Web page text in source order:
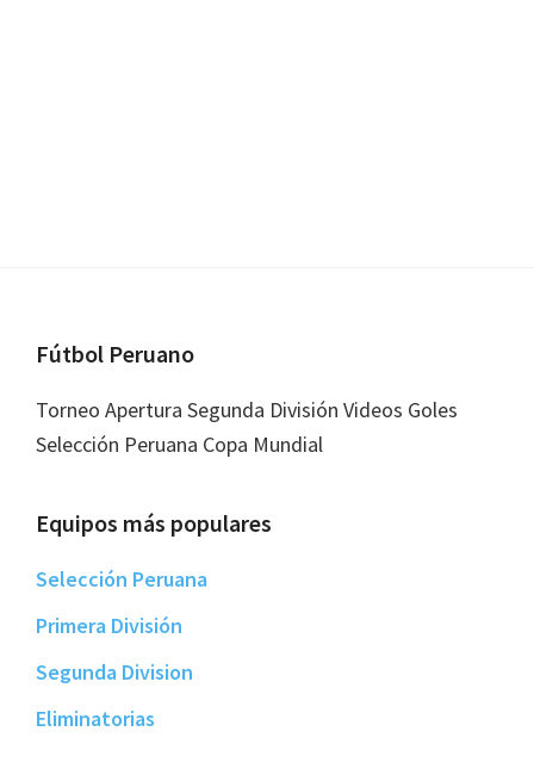
Footer
Fútbol Peruano
Torneo Apertura Segunda División Videos Goles
Selección Peruana Copa Mundial
Equipos más populares
Selección Peruana
Primera División
Segunda Division
Eliminatorias